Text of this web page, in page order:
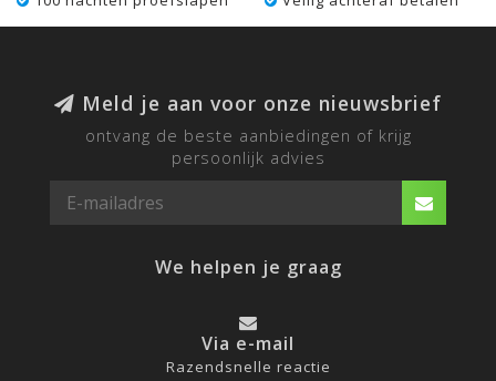
Meld je aan voor onze nieuwsbrief
ontvang de beste aanbiedingen of krijg
persoonlijk advies
We helpen je graag
Via e-mail
Razendsnelle reactie